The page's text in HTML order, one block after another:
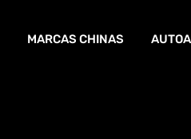
MARCAS CHINAS